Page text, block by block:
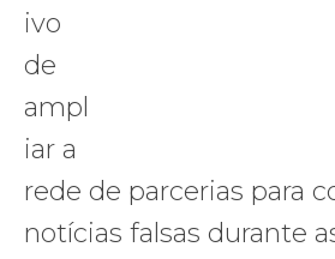
ivo
de
ampl
iar a
rede de parcerias para
notícias falsas durante